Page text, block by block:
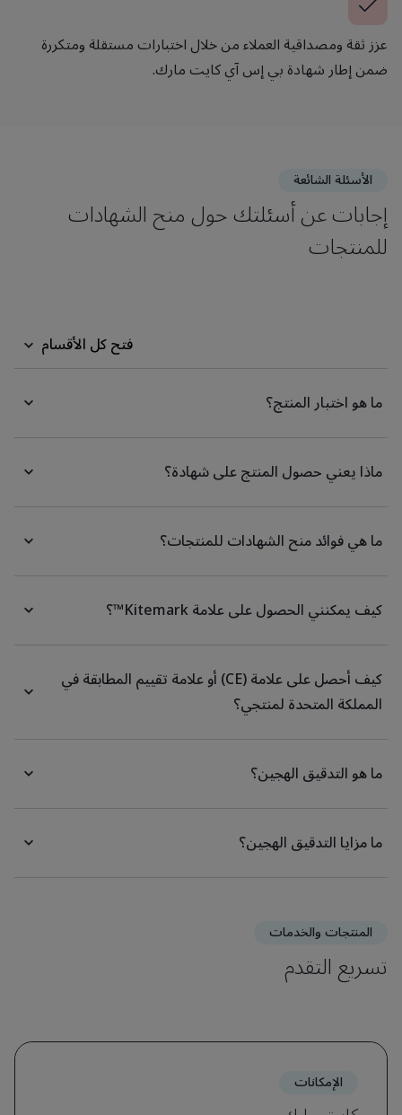
عزز ثقة ومصداقية العملاء من خلال اختبارات مستقلة ومتكررة
ضمن إطار شهادة بي إس آي كايت مارك.
الأسئلة الشائعة
إجابات عن أسئلتك حول منح الشهادات
للمنتجات
فتح كل الأقسام
ما هو اختبار المنتج؟
ماذا يعني حصول المنتج على شهادة؟
ما هي فوائد منح الشهادات للمنتجات؟
كيف يمكنني الحصول على علامة Kitemark™؟
كيف أحصل على علامة (CE) أو علامة تقييم المطابقة في
المملكة المتحدة لمنتجي؟
ما هو التدقيق الهجين؟
ما مزايا التدقيق الهجين؟
المنتجات والخدمات
تسريع التقدم
الإمكانات